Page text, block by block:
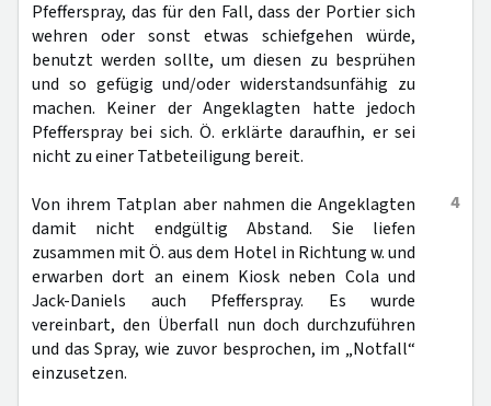
Pfefferspray, das für den Fall, dass der Portier sich
wehren oder sonst etwas schiefgehen würde,
benutzt werden sollte, um diesen zu besprühen
und so gefügig und/oder widerstandsunfähig zu
machen. Keiner der Angeklagten hatte jedoch
Pfefferspray bei sich. Ö. erklärte daraufhin, er sei
nicht zu einer Tatbeteiligung bereit.
4
Von ihrem Tatplan aber nahmen die Angeklagten
damit nicht endgültig Abstand. Sie liefen
zusammen mit Ö. aus dem Hotel in Richtung w. und
erwarben dort an einem Kiosk neben Cola und
Jack-Daniels auch Pfefferspray. Es wurde
vereinbart, den Überfall nun doch durchzuführen
und das Spray, wie zuvor besprochen, im „Notfall“
einzusetzen.